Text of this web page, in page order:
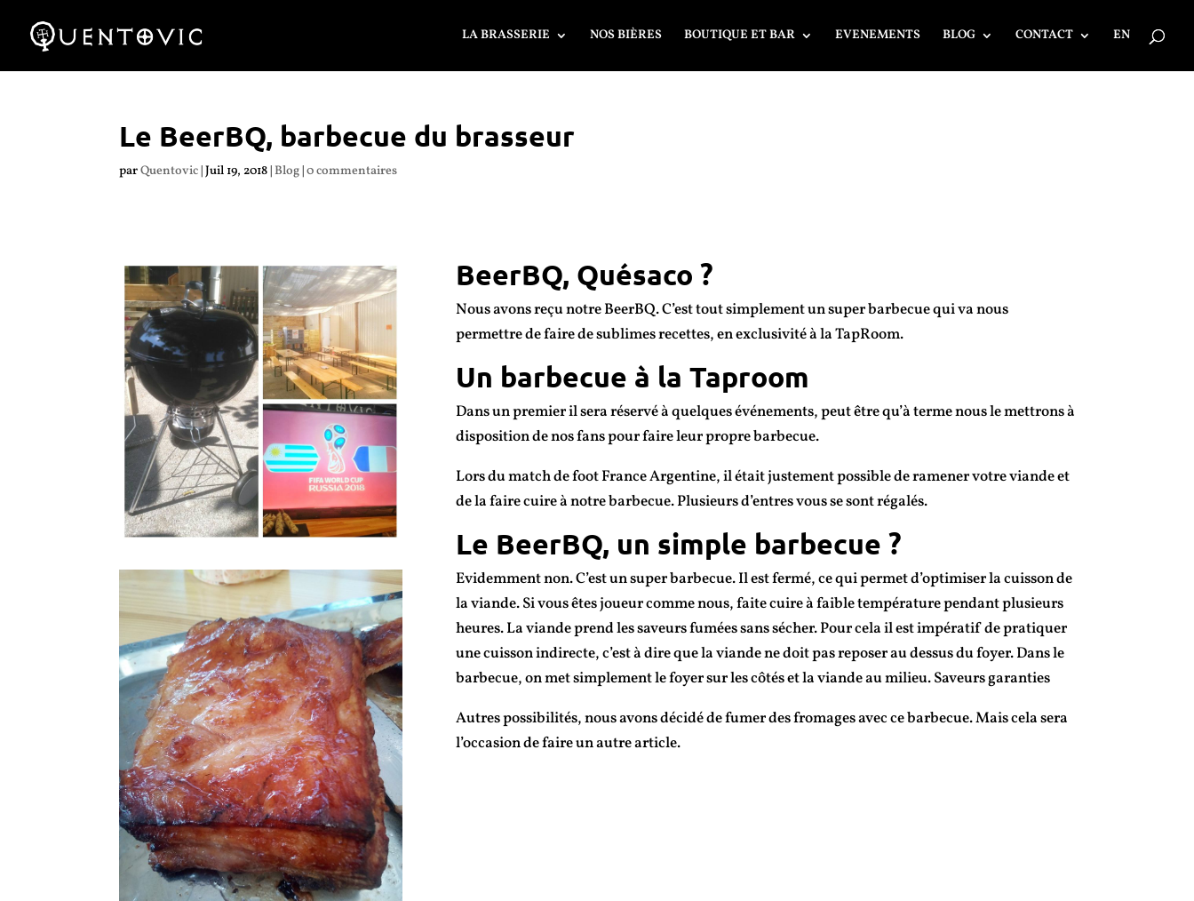
LA BRASSERIE NOS BIÈRES BOUTIQUE ET BAR EVENEMENTS BLOG CONTACT EN
Le BeerBQ, barbecue du brasseur
parQuentovic|Juil 19, 2018|Blog|0 commentaires
BeerBQ, Quésaco ?
Nous avons reçu notre BeerBQ. C’est tout simplement un super barbecue qui va nous
permettre de faire de sublimes recettes, en exclusivité à la TapRoom.
Un barbecue à la Taproom
Dans un premier il sera réservé à quelques événements, peut être qu’à terme nous le mettrons à
disposition de nos fans pour faire leur propre barbecue.
Lors du match de foot France Argentine, il était justement possible de ramener votre viande et
de la faire cuire à notre barbecue. Plusieurs d’entres vous se sont régalés.
Le BeerBQ, un simple barbecue ?
Evidemment non. C’est un super barbecue. Il est fermé, ce qui permet d’optimiser la cuisson de
la viande. Si vous êtes joueur comme nous, faite cuire à faible température pendant plusieurs
heures. La viande prend les saveurs fumées sans sécher. Pour cela il est impératif de pratiquer
une cuisson indirecte, c’est à dire que la viande ne doit pas reposer au dessus du foyer. Dans le
barbecue, on met simplement le foyer sur les côtés et la viande au milieu. Saveurs garanties
Autres possibilités, nous avons décidé de fumer des fromages avec ce barbecue. Mais cela sera
l’occasion de faire un autre article.